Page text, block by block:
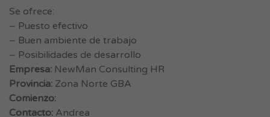
Se ofrece:
– Puesto efectivo
– Buen ambiente de trabajo
– Posibilidades de desarrollo
Empresa: NewMan Consulting HR
Provincia: Zona Norte GBA
Comienzo:
Contacto: Andrea